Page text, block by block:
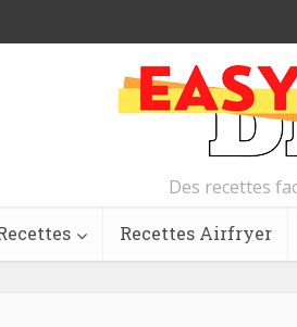
Des recettes
Recettes Airfryer